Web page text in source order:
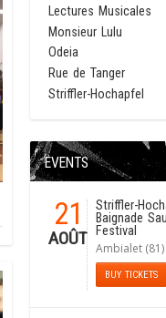
Lectures Musicales
Monsieur Lulu
Odeia
Rue de Tanger
Striffler-Hochapfel
EVENTS
21
AOÛT
Striffler-
Baignade
Festival
Ambialet (81)
BUY TICKETS